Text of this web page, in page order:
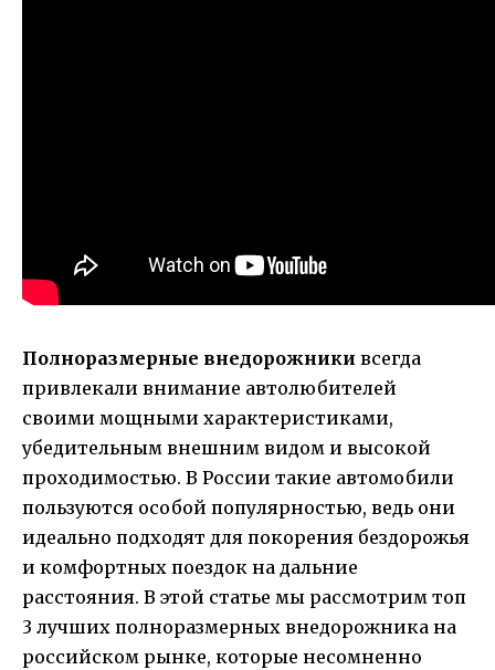
Полноразмерные внедорожники всегда
привлекали внимание автолюбителей
своими мощными характеристиками,
убедительным внешним видом и высокой
проходимостью. В России такие автомобили
пользуются особой популярностью, ведь они
идеально подходят для покорения бездорожья
и комфортных поездок на дальние
расстояния. В этой статье мы рассмотрим топ
3 лучших полноразмерных внедорожника на
российском рынке, которые несомненно